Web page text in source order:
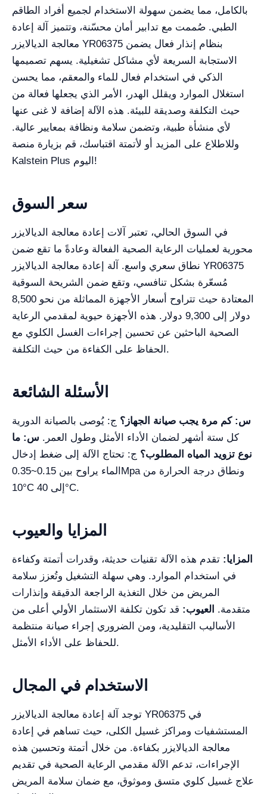
بالكامل، مما يضمن سهولة الاستخدام لجميع أفراد الطاقم
الطبي. صُممت مع تدابير أمان محسّنة، وتتميز آلة إعادة
معالجة الديالايزر YR06375 بنظام إنذار فعال يضمن
الاستجابة السريعة لأي مشاكل تشغيلية. يسهم تصميمها
الذكي في استخدام فعال للماء والمعقم، مما يحسن
استغلال الموارد ويقلل الهدر، الأمر الذي يجعلها فعالة من
حيث التكلفة وصديقة للبيئة. هذه الآلة إضافة لا غنى عنها
لأي منشأة طبية، وتضمن سلامة ونظافة بمعايير عالية.
وللاطلاع على المزيد أو لأتمتة اقتباسك، قم بزيارة منصة
Kalstein Plus اليوم!
سعر السوق
في السوق الحالي، تعتبر آلات إعادة معالجة الديالايزر
محورية لعمليات الرعاية الصحية الفعالة وعادةً ما تقع ضمن
نطاق سعري واسع. آلة إعادة معالجة الديالايزر YR06375
مُسعّرة بشكل تنافسي، وتقع ضمن الشريحة السوقية
المعتادة حيث تتراوح أسعار الأجهزة المماثلة من نحو 8,500
دولار إلى 9,300 دولار. هذه الأجهزة حيوية لمقدمي الرعاية
الصحية الباحثين عن تحسين إجراءات الغسل الكلوي مع
الحفاظ على الكفاءة من حيث التكلفة.
الأسئلة الشائعة
س: كم مرة يجب صيانة الجهاز؟ ج: يُوصى بالصيانة الدورية
كل ستة أشهر لضمان الأداء الأمثل وطول العمر. س: ما
نوع تزويد المياه المطلوب؟ ج: تحتاج الآلة إلى ضغط إدخال
الماء يراوح بين 0.15~0.35Mpa ونطاق درجة الحرارة من
10°C إلى 40°C.
المزايا والعيوب
المزايا: تقدم هذه الآلة تقنيات حديثة، وقدرات أتمتة وكفاءة
في استخدام الموارد. وهي سهلة التشغيل وتُعزز سلامة
المريض من خلال التغذية الراجعة الدقيقة وإنذارات
متقدمة. العيوب: قد تكون تكلفة الاستثمار الأولي أعلى من
الأساليب التقليدية، ومن الضروري إجراء صيانة منتظمة
للحفاظ على الأداء الأمثل.
الاستخدام في المجال
توجد آلة إعادة معالجة الديالايزر YR06375 في
المستشفيات ومراكز غسيل الكلى، حيث تساهم في إعادة
معالجة الديالايزر بكفاءة. من خلال أتمتة وتحسين هذه
الإجراءات، تدعم الآلة مقدمي الرعاية الصحية في تقديم
علاج غسيل كلوي متسق وموثوق، مع ضمان سلامة المريض